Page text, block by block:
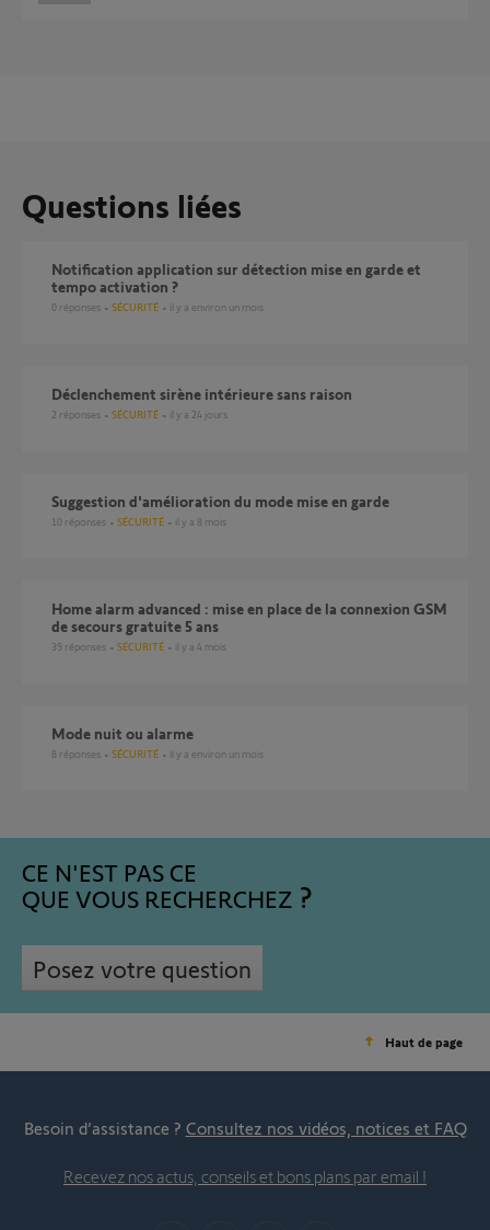
Questions liées
Notification application sur détection mise en garde et
tempo activation ?
0 réponses SÉCURITÉ il y a environ un mois
Déclenchement sirène intérieure sans raison
2 réponses SÉCURITÉ il y a 24 jours
Suggestion d'amélioration du mode mise en garde
10 réponses SÉCURITÉ il y a 8 mois
Home alarm advanced : mise en place de la connexion GSM
de secours gratuite 5 ans
39 réponses SÉCURITÉ il y a 4 mois
Mode nuit ou alarme
8 réponses SÉCURITÉ il y a environ un mois
CE N'EST PAS CE
QUE VOUS RECHERCHEZ
Posez votre question
Haut de page
Besoin d’assistance ? Consultez nos vidéos, notices et FAQ
Recevez nos actus, conseils et bons plans par email !